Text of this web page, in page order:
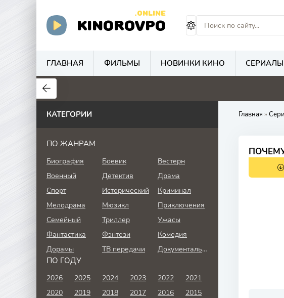
KINOROVPO
.ONLINE
ГЛАВНАЯ ФИЛЬМЫ НОВИНКИ КИНО СЕРИАЛЫ
Главная »
8.2
КАТЕГОРИИ
ПО ЖАНРАМ
Биография Боевик
Вестерн
Военный
Детектив
Драма
Спорт
Исторический
Криминал
Мелодрама
Мюзикл
Приключения
Семейный
Триллер
Ужасы
Фантастика
Фэнтези
Комедия
Дорамы
ТВ передачи Документальный
ПО ГОДУ
2026 2025 2024 2023 2022
2021
2020
2019 2018 2017 2016 2015